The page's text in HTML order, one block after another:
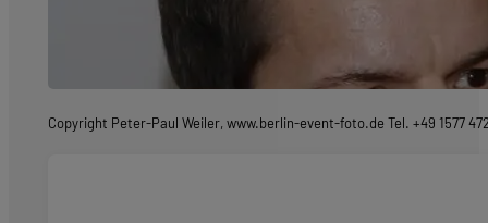
Copyright Peter-Paul Weiler, www.berlin-event-foto.de Tel. +49 1577